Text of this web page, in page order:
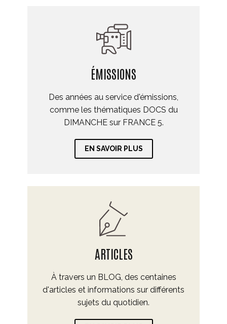
ÉMISSIONS
Des années au service d'émissions,
comme les thématiques DOCS du
DIMANCHE sur FRANCE 5.
EN SAVOIR PLUS
ARTICLES
À travers un BLOG, des centaines
d'articles et informations sur différents
sujets du quotidien.